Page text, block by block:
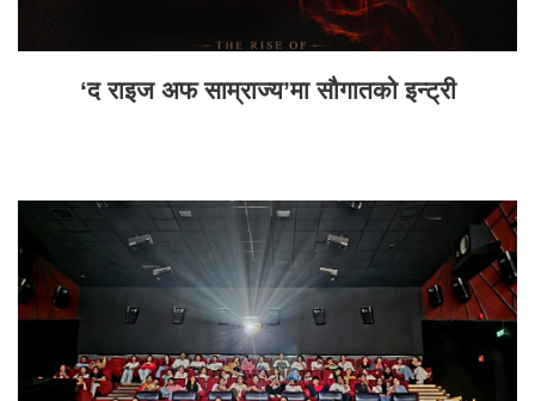
‘द राइज अफ साम्राज्य’मा सौगातको इन्ट्री